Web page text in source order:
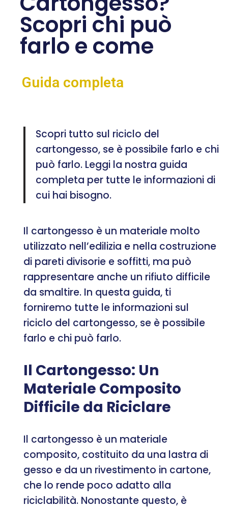
Scopri chi può
farlo e come
Guida completa
Scopri tutto sul riciclo del
cartongesso, se è possibile farlo e chi
può farlo. Leggi la nostra guida
completa per tutte le informazioni di
cui hai bisogno.
Il cartongesso è un materiale molto
utilizzato nell’edilizia e nella costruzione
di pareti divisorie e soffitti, ma può
rappresentare anche un rifiuto difficile
da smaltire. In questa guida, ti
forniremo tutte le informazioni sul
riciclo del cartongesso, se è possibile
farlo e chi può farlo.
Il Cartongesso: Un
Materiale Composito
Difficile da Riciclare
Il cartongesso è un materiale
composito, costituito da una lastra di
gesso e da un rivestimento in cartone,
che lo rende poco adatto alla
riciclabilità. Nonostante questo, è